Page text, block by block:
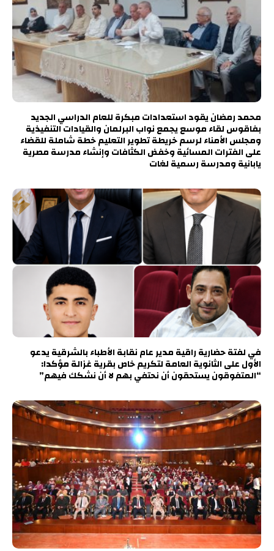
محمد رمضان يقود استعدادات مبكرة للعام الدراسي الجديد
بفاقوس لقاء موسع يجمع نواب البرلمان والقيادات التنفيذية
ومجلس الأمناء لرسم خريطة تطوير التعليم خطة شاملة للقضاء
على الفترات المسائية وخفض الكثافات وإنشاء مدرسة مصرية
يابانية ومدرسة رسمية لغات
في لفتة حضارية راقية مدير عام نقابة الأطباء بالشرقية يدعو
الأول على الثانوية العامة لتكريم خاص بقرية غزالة مؤكدا:
“المتفوقون يستحقون أن نحتفي بهم لا أن نشكك فيهم”